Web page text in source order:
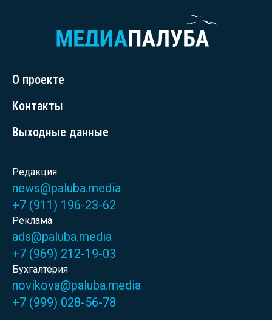
О проекте
Контакты
Выходные данные
Редакция
news@paluba.media
+7 (911) 196-23-62
Реклама
ads@paluba.media
+7 (969) 212-19-03
Бухгалтерия
novikova@paluba.media
+7 (999) 028-56-78